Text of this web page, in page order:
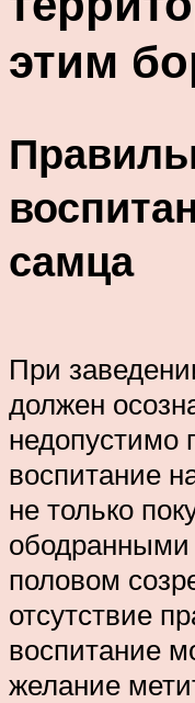
этим
самца
При
должен
недопустимо
воспитание
не только
половом
отсутствие
воспитание
желание